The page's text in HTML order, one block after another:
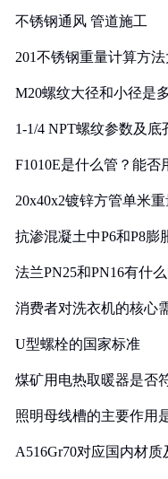
不锈钢通风 管道施工
201不锈钢重量计算方法
M20螺纹大径和小径是
1-1/4 NPT螺纹参数及底
F1010E是什么管？能否
20x40x2镀锌方管单米
抗渗混凝土中P6和P8膨
法兰PN25和PN16有什么
消费者对洗衣机的核心
U型螺栓的国家标准
煤矿用电热取暖器是否
照明母线槽的主要作用
A516Gr70对应国内材